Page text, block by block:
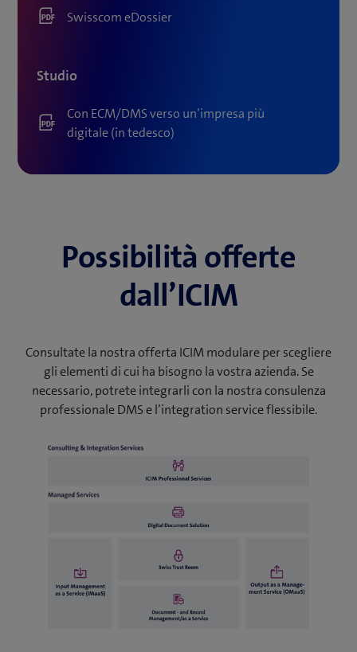
Swisscom eDossier
Studio
Con ECM/DMS verso un’impresa più
digitale (in tedesco)
Possibilità offerte
dall’ICIM
Consultate la nostra offerta ICIM modulare per scegliere
gli elementi di cui ha bisogno la vostra azienda. Se
necessario, potrete integrarli con la nostra consulenza
professionale DMS e l’integration service flessibile.